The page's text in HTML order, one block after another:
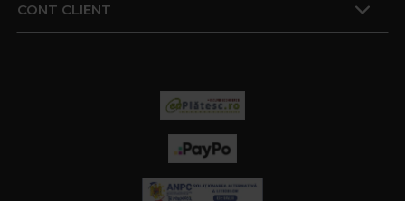
CONT CLIENT